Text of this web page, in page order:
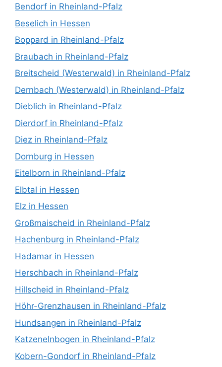
Bendorf in Rheinland-Pfalz
Beselich in Hessen
Boppard in Rheinland-Pfalz
Braubach in Rheinland-Pfalz
Breitscheid (Westerwald) in Rheinland-Pfalz
Dernbach (Westerwald) in Rheinland-Pfalz
Dieblich in Rheinland-Pfalz
Dierdorf in Rheinland-Pfalz
Diez in Rheinland-Pfalz
Dornburg in Hessen
Eitelborn in Rheinland-Pfalz
Elbtal in Hessen
Elz in Hessen
Großmaischeid in Rheinland-Pfalz
Hachenburg in Rheinland-Pfalz
Hadamar in Hessen
Herschbach in Rheinland-Pfalz
Hillscheid in Rheinland-Pfalz
Höhr-Grenzhausen in Rheinland-Pfalz
Hundsangen in Rheinland-Pfalz
Katzenelnbogen in Rheinland-Pfalz
Kobern-Gondorf in Rheinland-Pfalz